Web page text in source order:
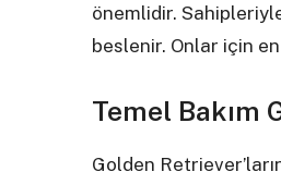
önemlidir.
beslenir. Onlar için
Temel Bakım
Golden